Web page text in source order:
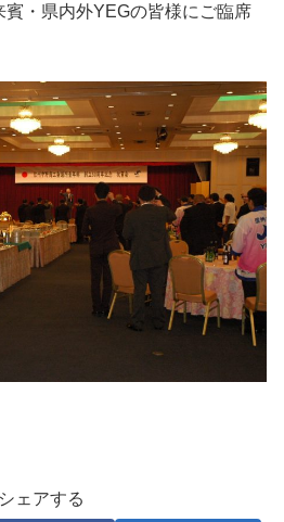
・県内外YEGの皆様にご臨席
シェアする